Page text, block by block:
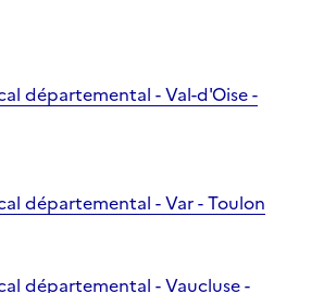
départemental - Val-d'Oise -
départemental - Var - Toulon
départemental - Vaucluse -